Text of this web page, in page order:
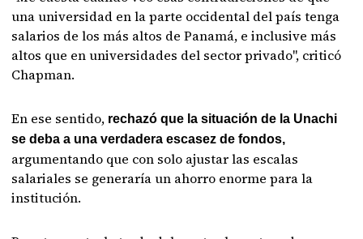
una universidad en la parte occidental del país tenga
salarios de los más altos de Panamá, e inclusive más
altos que en universidades del sector privado", criticó
Chapman.
En ese sentido, rechazó que la situación de la Unachi
se deba a una verdadera escasez de fondos,
argumentando que con solo ajustar las escalas
salariales se generaría un ahorro enorme para la
institución.